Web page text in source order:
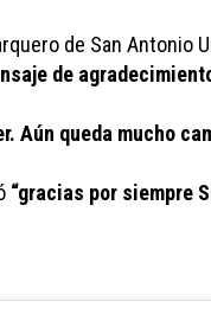
de San Antonio
de
Aún queda mucho
“gracias por siempre